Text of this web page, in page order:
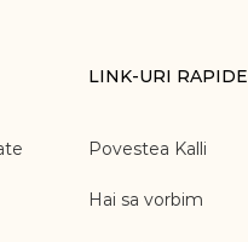
LINK-URI RAPIDE
Povestea Kalli
Hai sa vorbim